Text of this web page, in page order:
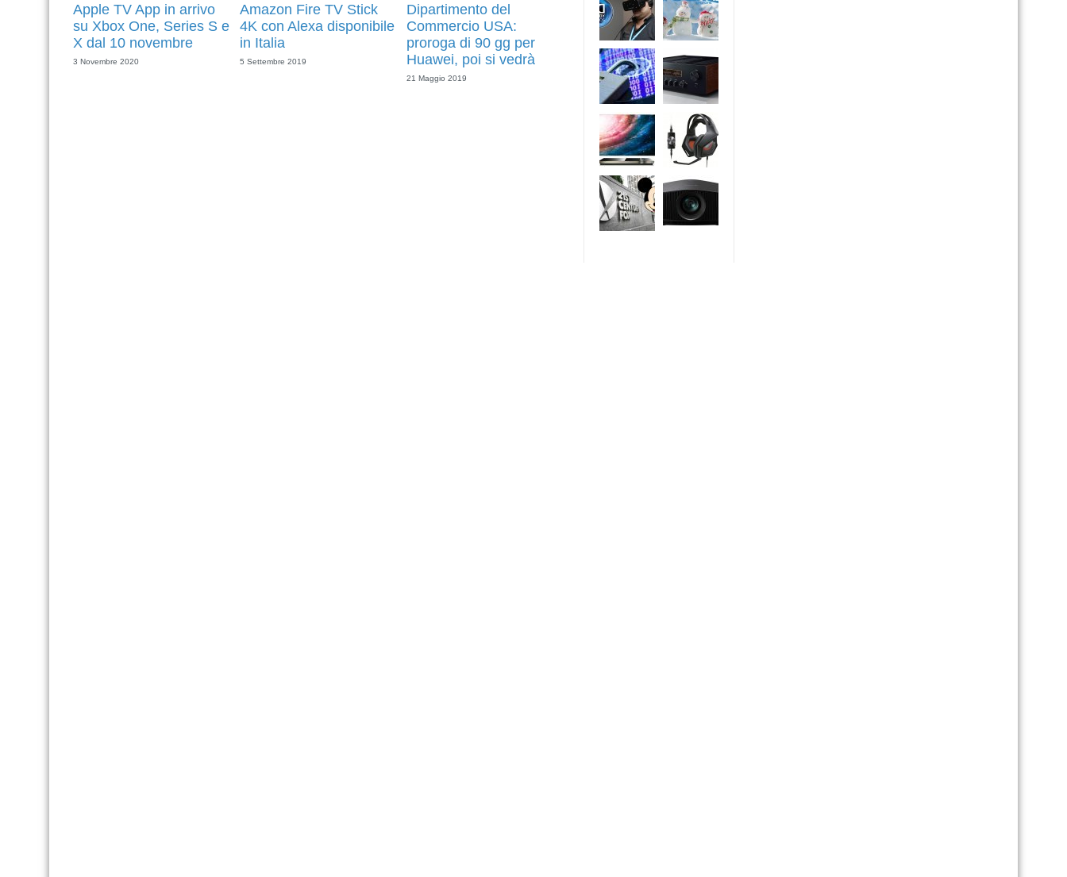
Apple TV App in arrivo
su Xbox One, Series S e
X dal 10 novembre
3 Novembre 2020
Amazon Fire TV Stick
4K con Alexa disponibile
in Italia
5 Settembre 2019
Dipartimento del
Commercio USA:
proroga di 90 gg per
Huawei, poi si vedrà
21 Maggio 2019